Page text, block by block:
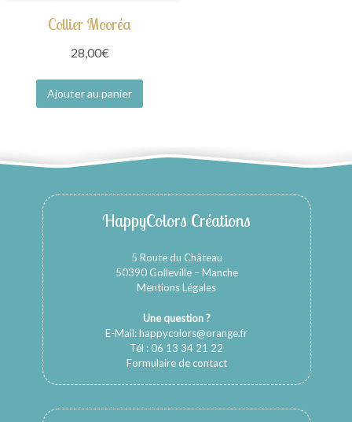
Collier Mooréa
28,00€
Ajouter au panier
HappyColors Créations
5 Route du Château
50390 Golleville – Manche
Mentions Légales
Une question ?
E-Mail:happycolors@orange.fr
Tél : 06 13 34 21 22
Formulaire de contact